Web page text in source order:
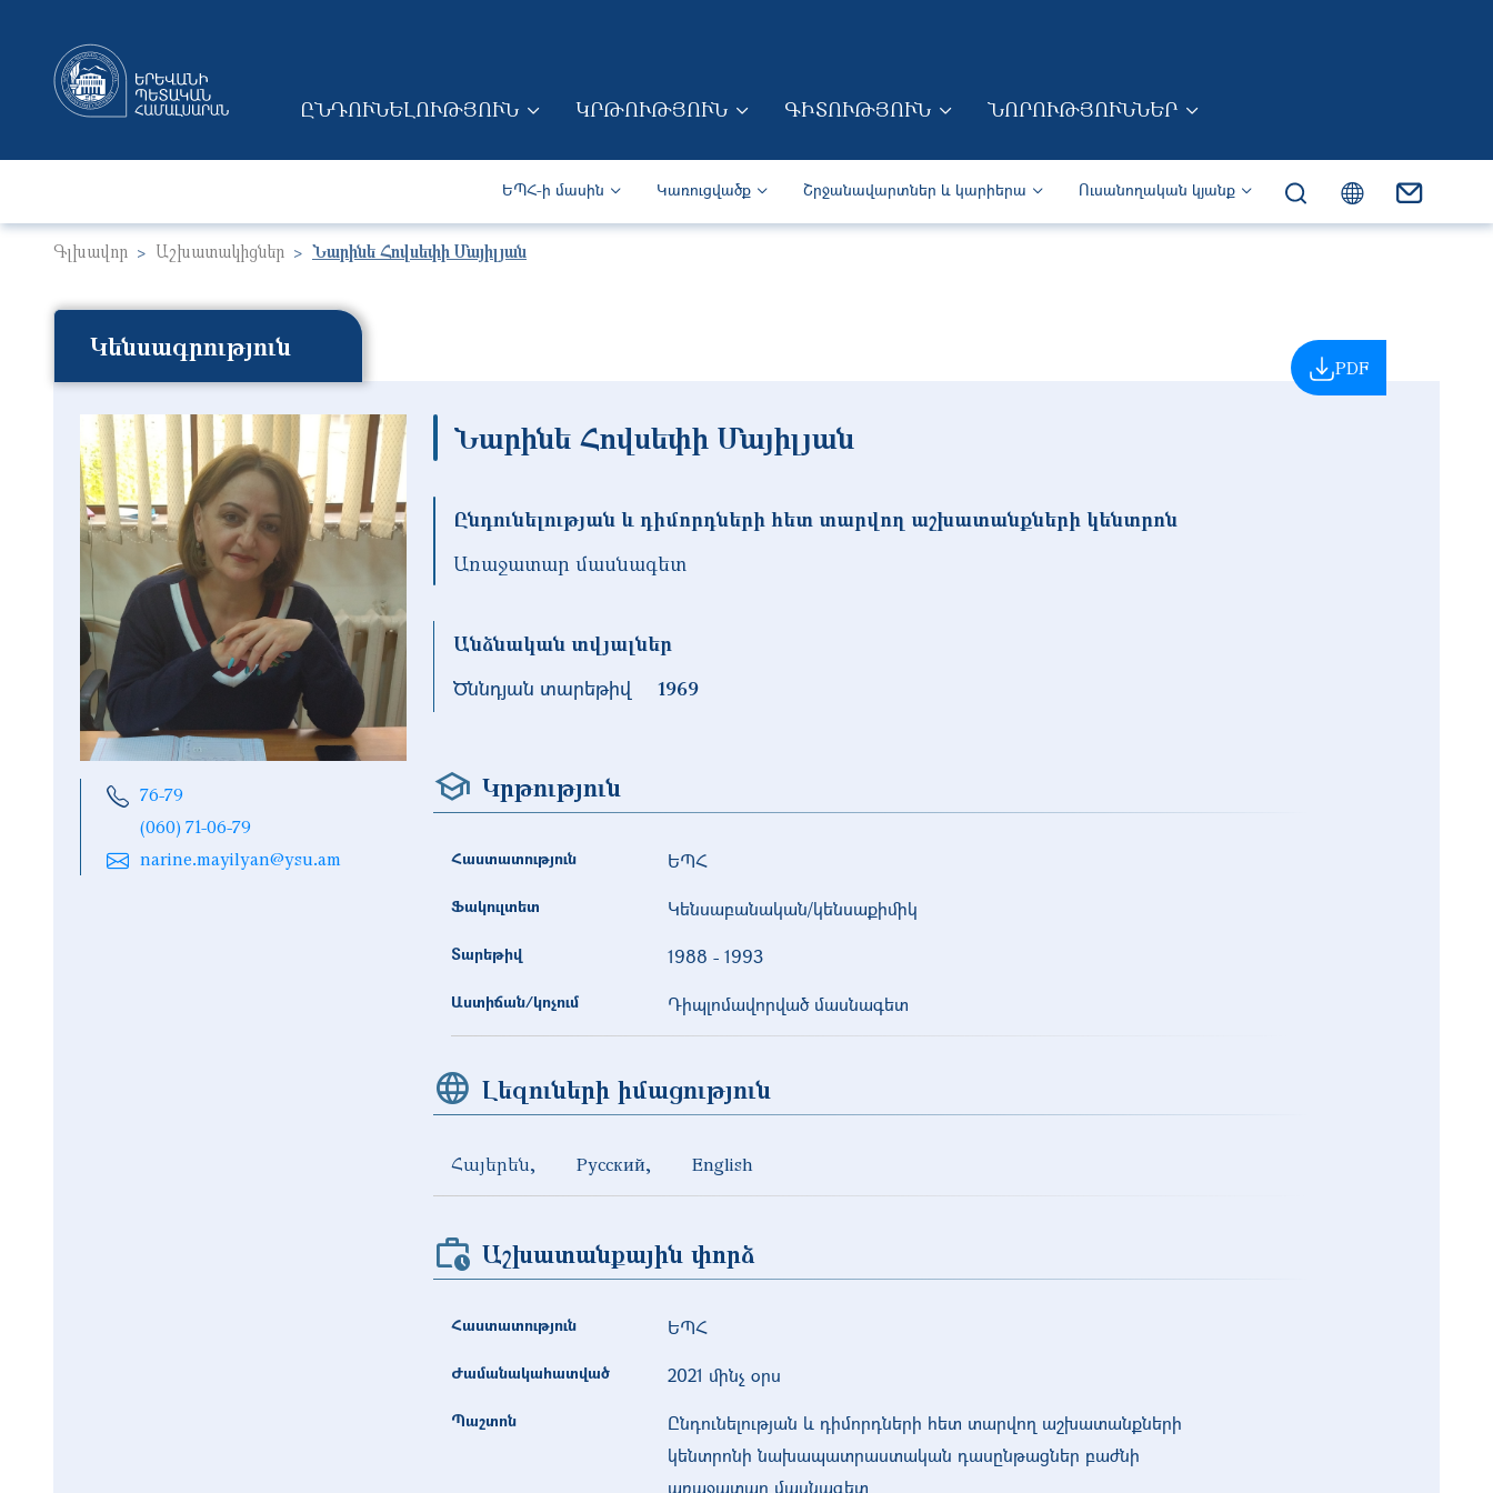
MAIN NAVIGATION (ARM)
ԸՆԴՈՒՆԵԼՈՒԹՅՈՒՆ ԿՐԹՈՒԹՅՈՒՆ ԳԻՏՈՒԹՅՈՒՆ ՆՈՐՈՒԹՅՈՒՆՆԵՐ
Secondary navigation (Arm)
ԵՊՀ-ի մասին Կառուցվածք Շրջանավարտներ և կարիերա Ուսանողական կյանք
Գլխավոր Աշխատակիցներ Նարինե Հովսեփի Մայիլյան
PDF
Կենսագրություն
76-79
(060) 71-06-79
narine.mayilyan@ysu.am
Նարինե Հովսեփի Մայիլյան
Ընդունելության և դիմորդների հետ տարվող աշխատանքների կենտրոն
Առաջատար մասնագետ
Անձնական տվյալներ
Ծննդյան տարեթիվ
1969
Կրթություն
Հաստատություն ԵՊՀ
Ֆակուլտետ Կենսաբանական/կենսաքիմիկ
Տարեթիվ 1988 - 1993
Աստիճան/կոչում Դիպլոմավորված մասնագետ
Լեզուների իմացություն
Հայերեն Русский English
Աշխատանքային փորձ
Հաստատություն ԵՊՀ
Ժամանակահատված 2021 մինչ օրս
Պաշտոն
Ընդունելության և դիմորդների հետ տարվող աշխատանքների
կենտրոնի նախապատրաստական դասընթացներ բաժնի
առաջատար մասնագետ